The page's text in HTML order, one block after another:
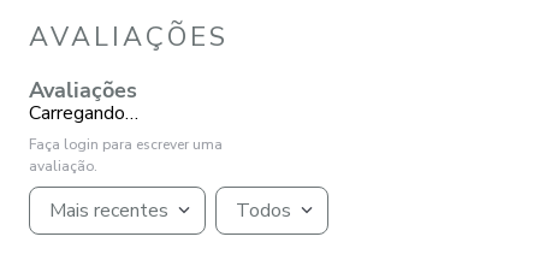
AVALIAÇÕES
Avaliações
Carregando…
Faça login para escrever uma
avaliação.
Mais recentes Todos